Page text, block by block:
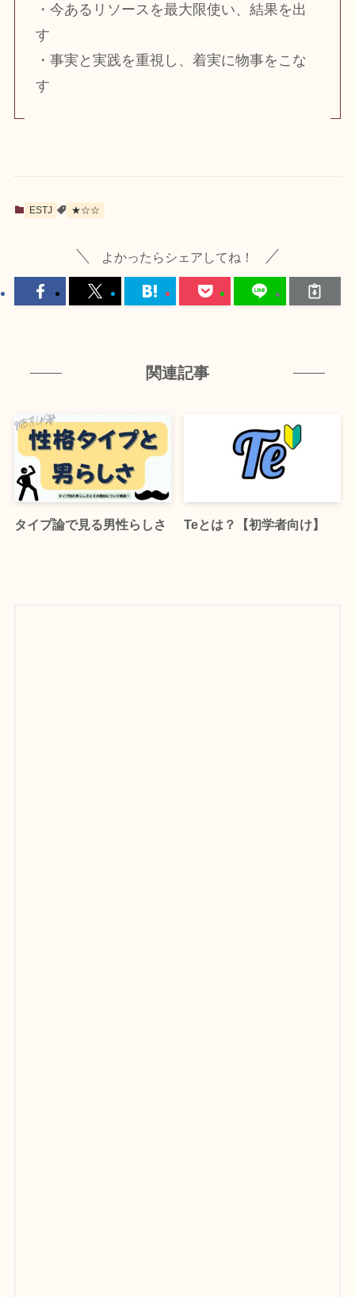
・今あるリソースを最大限使い、結果を出
す
・事実と実践を重視し、着実に物事をこな
す
ESTJ ★☆☆
よかったらシェアしてね！
関連記事
タイプ論で見る男性らしさ Teとは？【初学者向け】